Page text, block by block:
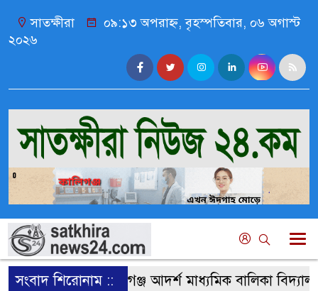
সাতক্ষীরা
০৯:১৩ অপরাহ্ন, বৃহস্পতিবার, ০৬ অগাস্ট
২০২৬
সংবাদ শিরোনাম ::
কালিগঞ্জ আদর্শ মাধ্যমিক বালিকা বিদ্যালয়ের